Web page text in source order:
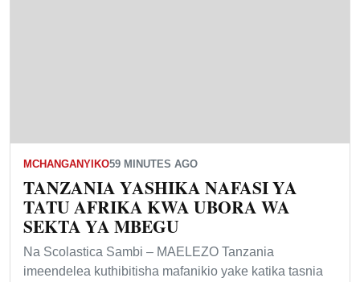
MCHANGANYIKO59 MINUTES AGO
TANZANIA YASHIKA NAFASI YA
TATU AFRIKA KWA UBORA WA
SEKTA YA MBEGU
Na Scolastica Sambi – MAELEZO Tanzania
imeendelea kuthibitisha mafanikio yake katika tasnia